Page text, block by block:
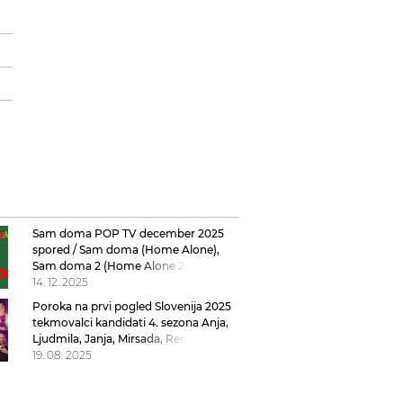
Sam doma POP TV december 2025
spored / Sam doma (Home Alone),
Sam doma 2 (Home Alone 2), Sam
doma 3 (Home Alone 3), Sam doma 4,
Sam doma 5
14. 12. 2025
Poroka na prvi pogled Slovenija 2025
tekmovalci kandidati 4. sezona Anja,
Ljudmila, Janja, Mirsada, Renata, Jana,
Sandi, Matjaž, Denis, Matic, Peter,
19. 08. 2025